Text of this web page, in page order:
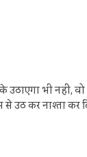
भी नहीं,
कर नाश्‍ता कर